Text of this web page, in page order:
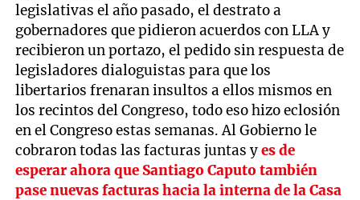
legislativas el año pasado, el destrato a
gobernadores que pidieron acuerdos con LLA y
recibieron un portazo, el pedido sin respuesta de
legisladores dialoguistas para que los
libertarios frenaran insultos a ellos mismos en
los recintos del Congreso, todo eso hizo eclosión
en el Congreso estas semanas. Al Gobierno le
cobraron todas las facturas juntas yes de
esperar ahora que Santiago Caputo también
pase nuevas facturas hacia la interna de la Casa